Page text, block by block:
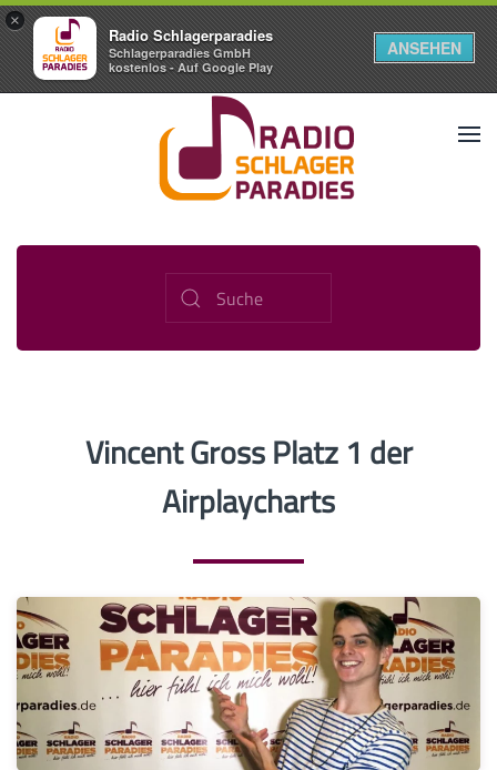
×
Radio Schlagerparadies
Schlagerparadies GmbH
kostenlos - Auf Google Play
ANSEHEN
Vincent Gross Platz 1 der
Airplaycharts